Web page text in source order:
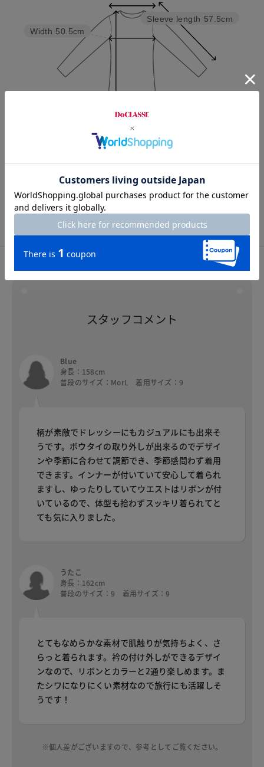
Sleeve length 57.5cm
Width 50.5cm
7号 9号
スタッフコメント
スタッフコメント
Blue
身長：158cm
普段のサイズ：MorL 着用サイズ：9
柄が素敵でドレッシーにもカジュアルにも出来そ
うです。ボウタイの取り外しが出来るのでデザイ
ンや季節に合わせて調節でき、季節感問わず着用
できます。インナーが付いていて安心して着られ
ますし、ゆったりしていてウエストはリボンが付
いているので、体型も拾わずスッキリ着られてと
ても気に入りました。
うたこ
身長：162cm
普段のサイズ：9 着用サイズ：9
とてもなめらかな素材で肌触りが気持ちよく、さ
らっと着られます。衿の付け外しができるデザイ
ンなので、リボンとカラーと2通り楽しめます。ま
たシワになりにくい素材なので旅行にも活躍しそ
うです！
※個人差がございますので、参考としてご覧ください。